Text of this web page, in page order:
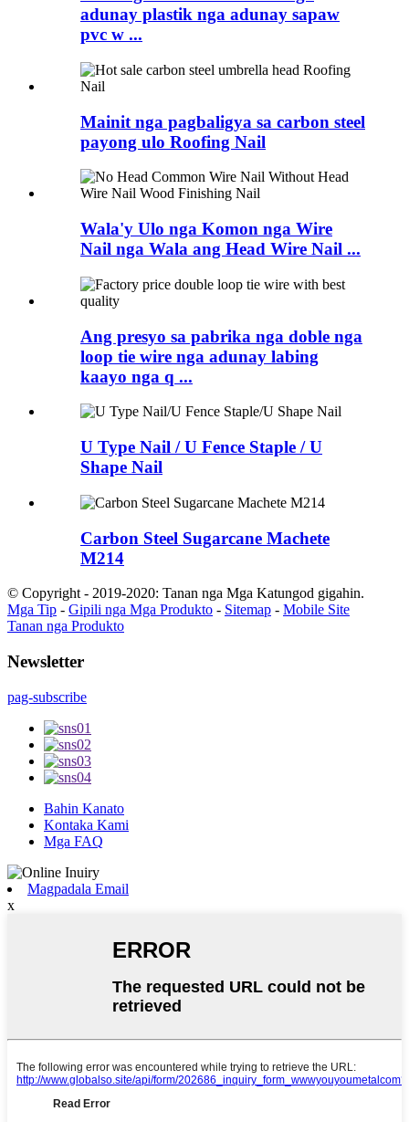
adunay plastik nga adunay sapaw
pvc w ...
Mainit nga pagbaligya sa carbon steel
payong ulo Roofing Nail
Wala'y Ulo nga Komon nga Wire
Nail nga Wala ang Head Wire Nail ...
Ang presyo sa pabrika nga doble nga
loop tie wire nga adunay labing
kaayo nga q ...
U Type Nail / U Fence Staple / U
Shape Nail
Carbon Steel Sugarcane Machete
M214
© Copyright - 2019-2020: Tanan nga Mga Katungod gigahin.
Mga Tip - Gipili nga Mga Produkto - Sitemap - Mobile Site
Tanan nga Produkto
Newsletter
pag-subscribe
Bahin Kanato
Kontaka Kami
Mga FAQ
Magpadala Email
x